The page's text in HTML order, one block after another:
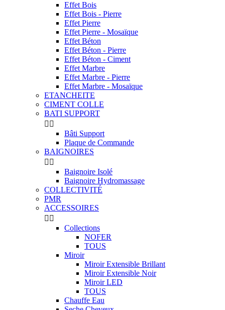
Effet Bois
Effet Bois - Pierre
Effet Pierre
Effet Pierre - Mosaïque
Effet Béton
Effet Béton - Pierre
Effet Béton - Ciment
Effet Marbre
Effet Marbre - Pierre
Effet Marbre - Mosaïque
ETANCHEITE
CIMENT COLLE
BATI SUPPORT
 
Bâti Support
Plaque de Commande
BAIGNOIRES
 
Baignoire Isolé
Baignoire Hydromassage
COLLECTIVITÉ
PMR
ACCESSOIRES
 
Collections
NOFER
TOUS
Miroir
Miroir Extensible Brillant
Miroir Extensible Noir
Miroir LED
TOUS
Chauffe Eau